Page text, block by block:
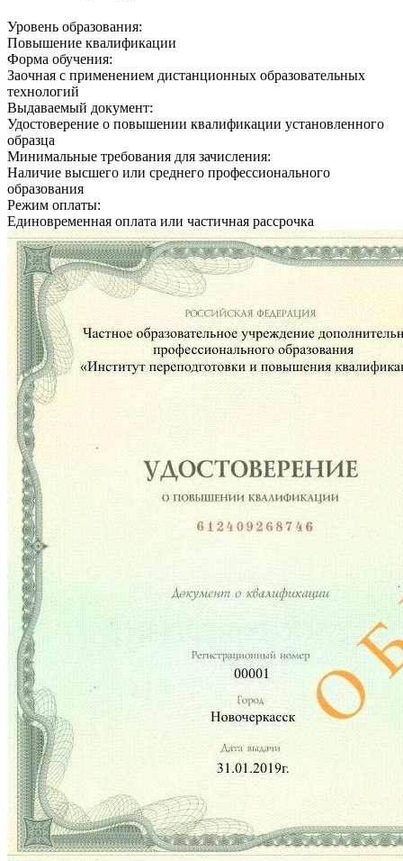
Уровень образования:
Повышение квалификации
Форма обучения:
Заочная с применением дистанционных образовательных
технологий
Выдаваемый документ:
Удостоверение о повышении квалификации установленного
образца
Минимальные требования для зачисления:
Наличие высшего или среднего профессионального
образования
Режим оплаты:
Единовременная оплата или частичная рассрочка